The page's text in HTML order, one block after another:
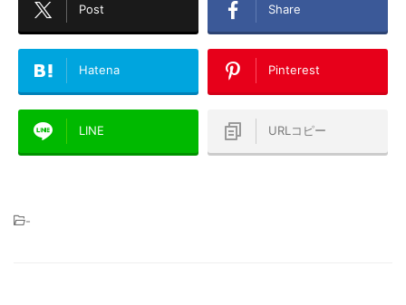
Post Share
Hatena Pinterest
LINE URLコピー
-